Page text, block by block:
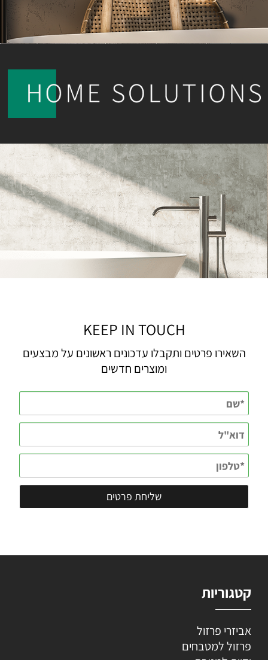
KEEP IN TOUCH
השאירו פרטים ותקבלו עדכונים ראשונים על מבצעים
ומוצרים חדשים
קטגוריות
אביזרי פרזול
פרזול למטבחים